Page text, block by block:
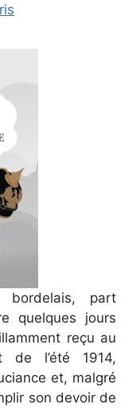
bordelais, part
quelques jours
reçu au
de l’été 1914,
et, malgré
son devoir de